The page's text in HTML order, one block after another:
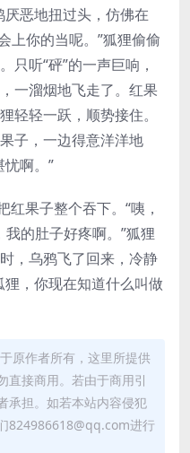
恶地扭过头，仿佛在
上你的当呢。”狐狸偷偷
只听“砰”的一声巨响，
一溜烟地飞走了。红果
轻轻一跃，顺势接住。
子，一边得意洋洋地
啊。”
红果子整个吞下。“咦，
的肚子好疼啊。”狐狸
，乌鸦飞了回来，冷静
，你现在知道什么叫做
原作者所有，这里所提供
直接商用。若由于商用引
承担。如若本站内容侵犯
824986618@qq.com进行